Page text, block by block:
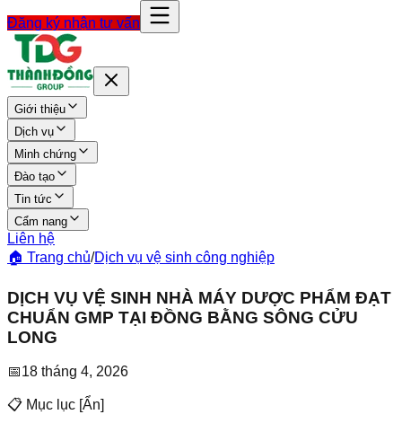
Đăng ký nhận tư vấn
Giới thiệu
Dịch vụ
Minh chứng
Đào tạo
Tin tức
Cẩm nang
Liên hệ
🏠 Trang chủ/Dịch vụ vệ sinh công nghiệp
DỊCH VỤ VỆ SINH NHÀ MÁY DƯỢC PHẨM ĐẠT
CHUẨN GMP TẠI ĐỒNG BẰNG SÔNG CỬU
LONG
📅18 tháng 4, 2026
📋 Mục lục [Ẩn]